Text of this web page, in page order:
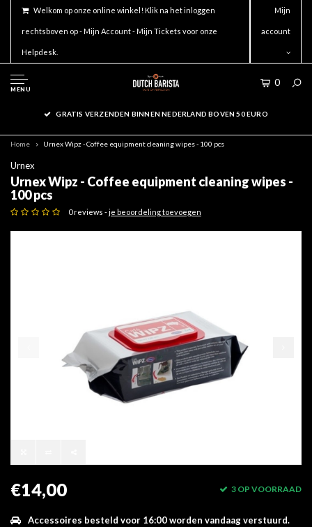
Welkom op onze online winkel! Klik na het inloggen
rechtsboven op - Mijn Account - Mijn Tickets voor onze
Helpdesk.
Mijn
account
MENU
0
GRATIS VERZENDEN BINNEN NEDERLAND BOVEN 50 EURO
Home Urnex Wipz - Coffee equipment cleaning wipes - 100 pcs
Urnex
Urnex Wipz - Coffee equipment cleaning wipes -
100 pcs
0 reviews -je beoordeling toevoegen
€14,00 3 OP VOORRAAD
Accessoires besteld voor 16:00 worden vandaag verstuurd.